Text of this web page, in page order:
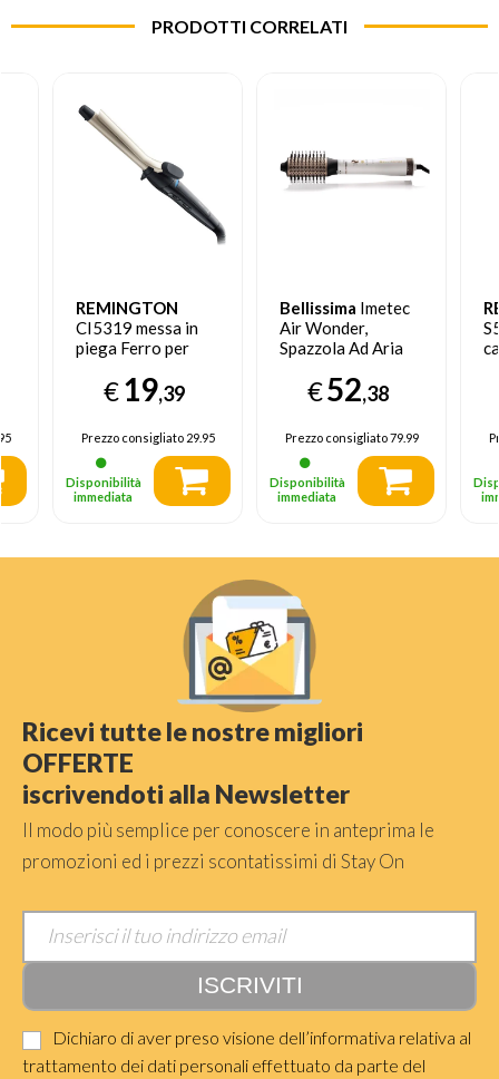
PRODOTTI CORRELATI
REMINGTON
CI5319 messa in
piega Ferro per
€19,39
Prezzo consigliato29.95
Disponibilità
immediata
Bellissima Imetec
Air Wonder,
Spazzola Ad Aria
A Ioni, Spazzole
Rivestite In
Ceramica E
Cheratina, Asciuga,
Dona Volume, 8
Accessori, 1000 W
€52,38
Prezzo consigliato79.99
Disponibilità
immediata
Ricevi tutte le nostre migliori
OFFERTE
iscrivendoti alla Newsletter
Il modo più semplice per conoscere in anteprima le
promozioni ed i prezzi scontatissimi di Stay On
Dichiaro di aver preso visione dell’informativa relativa al
trattamento dei dati personali effettuato da parte del